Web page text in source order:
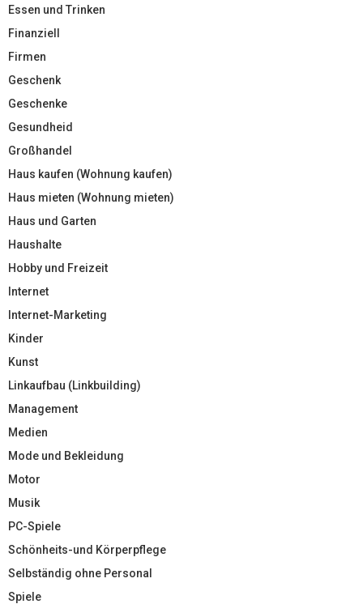
Essen und Trinken
Finanziell
Firmen
Geschenk
Geschenke
Gesundheid
Großhandel
Haus kaufen (Wohnung kaufen)
Haus mieten (Wohnung mieten)
Haus und Garten
Haushalte
Hobby und Freizeit
Internet
Internet-Marketing
Kinder
Kunst
Linkaufbau (Linkbuilding)
Management
Medien
Mode und Bekleidung
Motor
Musik
PC-Spiele
Schönheits-und Körperpflege
Selbständig ohne Personal
Spiele